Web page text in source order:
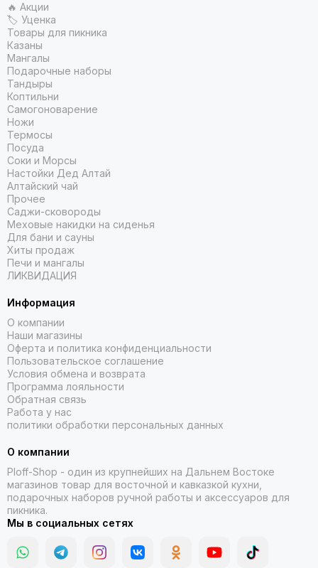
🔥 Акции
🏷 Уценка
Товары для пикника
Казаны
Мангалы
Подарочные наборы
Тандыры
Коптильни
Самогоноварение
Ножи
Термосы
Посуда
Соки и Морсы
Настойки Дед Алтай
Алтайский чай
Прочее
Саджи-сковороды
Меховые накидки на сиденья
Для бани и сауны
Хиты продаж
Печи и мангалы
ЛИКВИДАЦИЯ
Информация
О компании
Наши магазины
Оферта и политика конфиденциальности
Пользовательское соглашение
Условия обмена и возврата
Программа лояльности
Обратная связь
Работа у нас
политики обработки персональных данных
О компании
Ploff-Shop - один из крупнейших на Дальнем Востоке
магазинов товар для восточной и кавказкой кухни,
подарочных наборов ручной работы и аксессуаров для
пикника.
Мы в социальных сетях